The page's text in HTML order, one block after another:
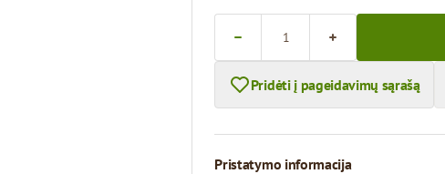
Pridėti į pageidavimų sąrašą
Pristatymo informacija